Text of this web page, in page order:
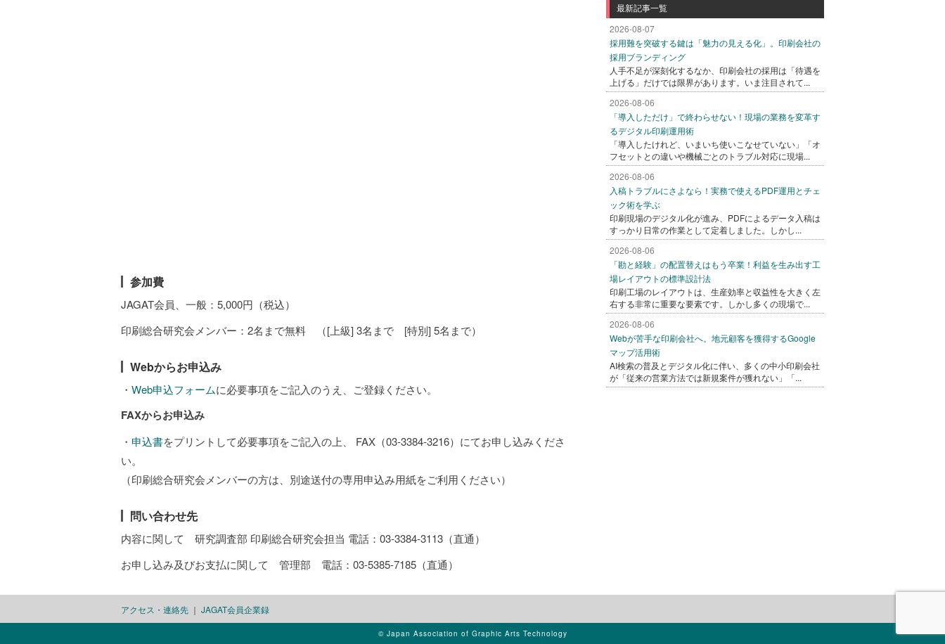
参加費
JAGAT会員、一般：5,000円（税込）
印刷総合研究会メンバー：2名まで無料 （[上級] 3名まで [特別] 5名まで）
Webからお申込み
・ Web申込フォームに必要事項をご記入のうえ、ご登録ください。
FAXからお申込み
・ 申込書をプリントして必要事項をご記入の上、 FAX（03-3384-3216）にてお申し込みくださ
い。
（印刷総合研究会メンバーの方は、別途送付の専用申込み用紙をご利用ください）
問い合わせ先
内容に関して 研究調査部 印刷総合研究会担当 電話：03-3384-3113（直通）
お申し込み及びお支払に関して 管理部 電話：03-5385-7185（直通）
最新記事一覧
2026-08-07
採用難を突破する鍵は「魅力の見える化」。印刷会社の
採用ブランディング
人手不足が深刻化するなか、印刷会社の採用は「待遇を
上げる」だけでは限界があります。いま注目されて...
2026-08-06
「導入しただけ」で終わらせない！現場の業務を変革す
るデジタル印刷運用術
「導入したけれど、いまいち使いこなせていない」「オ
フセットとの違いや機械ごとのトラブル対応に現場...
2026-08-06
入稿トラブルにさよなら！実務で使えるPDF運用とチェ
ック術を学ぶ
印刷現場のデジタル化が進み、PDFによるデータ入稿は
すっかり日常の作業として定着しました。しかし...
2026-08-06
「勘と経験」の配置替えはもう卒業！利益を生み出す工
場レイアウトの標準設計法
印刷工場のレイアウトは、生産効率と収益性を大きく左
右する非常に重要な要素です。しかし多くの現場で...
2026-08-06
Webが苦手な印刷会社へ。地元顧客を獲得するGoogle
マップ活用術
AI検索の普及とデジタル化に伴い、多くの中小印刷会社
が「従来の営業方法では新規案件が獲れない」「...
アクセス・連絡先 ｜ JAGAT会員企業録
© Japan Association of Graphic Arts Technology